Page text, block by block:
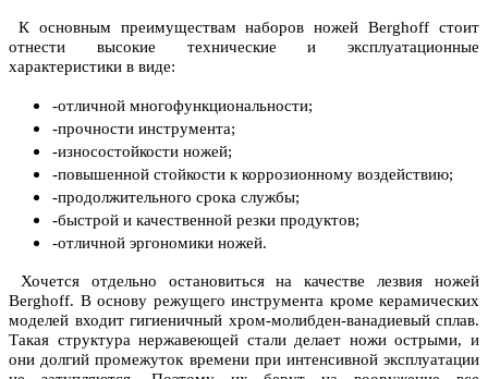
К основным преимуществам наборов ножей Berghoff стоит
отнести высокие технические и эксплуатационные
характеристики в виде:
-отличной многофункциональности;
-прочности инструмента;
-износостойкости ножей;
-повышенной стойкости к коррозионному воздействию;
-продолжительного срока службы;
-быстрой и качественной резки продуктов;
-отличной эргономики ножей.
Хочется отдельно остановиться на качестве лезвия ножей
Berghoff. В основу режущего инструмента кроме керамических
моделей входит гигиеничный хром-молибден-ванадиевый сплав.
Такая структура нержавеющей стали делает ножи острыми, и
они долгий промежуток времени при интенсивной эксплуатации